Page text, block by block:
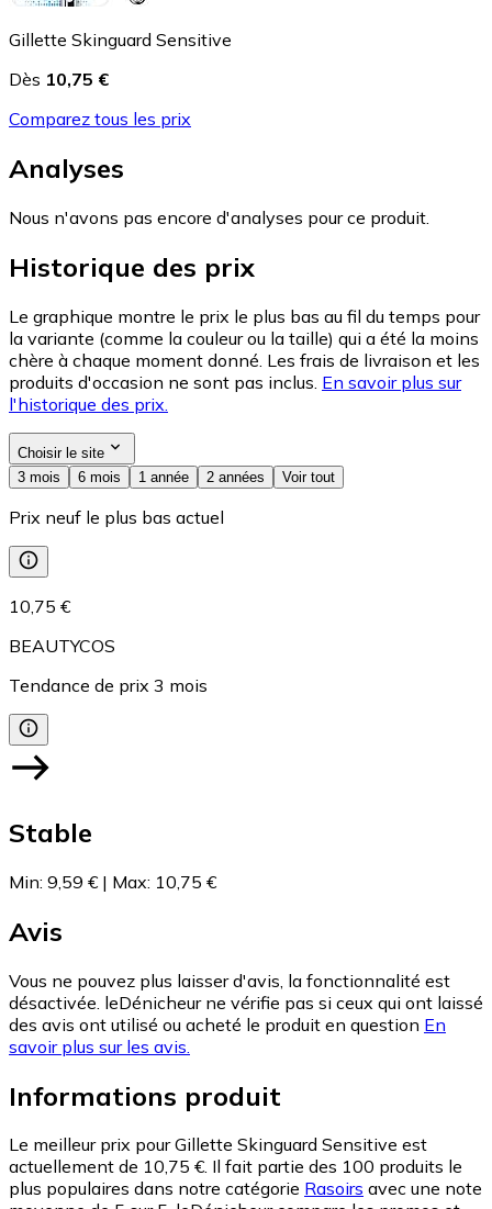
Gillette Skinguard Sensitive
Dès 10,75 €
Comparez tous les prix
Analyses
Nous n'avons pas encore d'analyses pour ce produit.
Historique des prix
Le graphique montre le prix le plus bas au fil du temps pour
la variante (comme la couleur ou la taille) qui a été la moins
chère à chaque moment donné. Les frais de livraison et les
produits d'occasion ne sont pas inclus. En savoir plus sur
l'historique des prix.
Choisir le site
3 mois
6 mois 1 année 2 années Voir tout
Prix neuf le plus bas actuel
10,75 €
BEAUTYCOS
Tendance de prix 3 mois
Stable
Min: 9,59 € | Max: 10,75 €
Avis
Vous ne pouvez plus laisser d'avis, la fonctionnalité est
désactivée. leDénicheur ne vérifie pas si ceux qui ont laissé
des avis ont utilisé ou acheté le produit en question En
savoir plus sur les avis.
Informations produit
Le meilleur prix pour Gillette Skinguard Sensitive est
actuellement de 10,75 €. Il fait partie des 100 produits le
plus populaires dans notre catégorie Rasoirs avec une note